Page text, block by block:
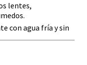
lentes,
con agua fría y sin
u otros